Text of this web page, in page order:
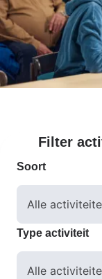
Filter
Soort
Type activiteit